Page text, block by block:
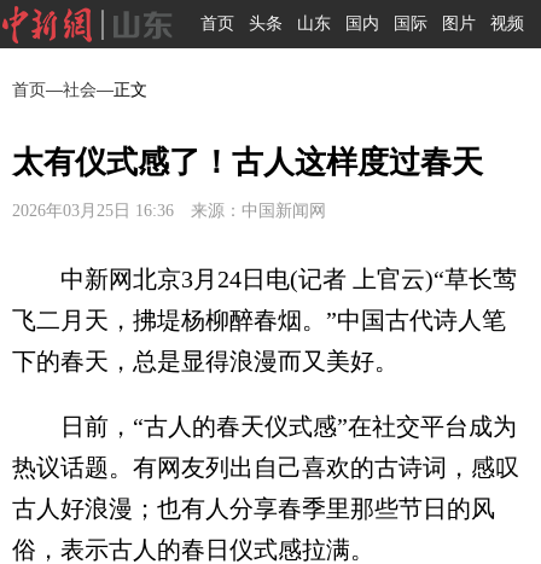
首页 头条 山东 国内 国际 图片 视频
首页—社会—正文
太有仪式感了！古人这样度过春天
2026年03月25日 16:36 来源：中国新闻网
中新网北京3月24日电(记者 上官云)“草长莺
飞二月天，拂堤杨柳醉春烟。”中国古代诗人笔
下的春天，总是显得浪漫而又美好。
日前，“古人的春天仪式感”在社交平台成为
热议话题。有网友列出自己喜欢的古诗词，感叹
古人好浪漫；也有人分享春季里那些节日的风
俗，表示古人的春日仪式感拉满。